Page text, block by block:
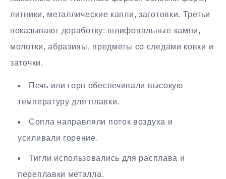
литники, металлические капли, заготовки. Третьи
показывают доработку: шлифовальные камни,
молотки, абразивы, предметы со следами ковки и
заточки.
Печь или горн обеспечивали высокую
температуру для плавки.
Сопла направляли поток воздуха и
усиливали горение.
Тигли использовались для расплава и
переплавки металла.